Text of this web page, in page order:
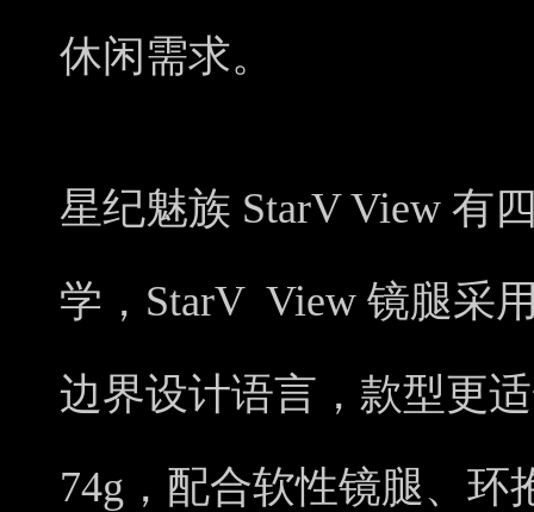
休闲需求。
星纪魅族 StarV View 有
学，StarV View 镜腿采
边界设计语言，款型更
74g，配合软性镜腿、